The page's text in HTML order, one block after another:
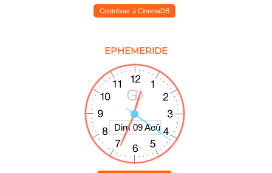
Contribuer à CinemaDB
EPHEMERIDE